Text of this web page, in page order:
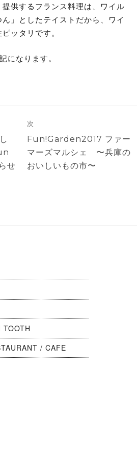
供するフランス料理は、ワイル
」としたテイストだから、ワイ
ッタリです。
になります。
せ
次
次
の
投
Fun!Garden2017 ファー
マーズマルシェ 〜兵庫の
おいしいもの市〜
TOOTH
/ CAFE